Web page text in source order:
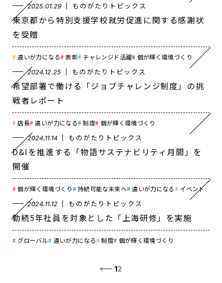
2025.01.29 ものがたりトピックス
東京都から特別支援学校就労促進に関する感謝状
を受贈
違いが力になる 表彰 チャレンジド活躍 個が輝く環境づくり
2024.12.25 ものがたりトピックス
希望部署で働ける「ジョブチャレンジ制度」の挑
戦者レポート
店長 違いが力になる 制度 個が輝く環境づくり
2024.11.14 ものがたりトピックス
D&Iを推進する「物語サステナビリティ月間」を
開催
個が輝く環境づくり 持続可能な未来へ 違いが力になる イベント
2024.11.12 ものがたりトピックス
勤続5年社員を対象とした「上海研修」を実施
グローバル 違いが力になる 制度 個が輝く環境づくり
12